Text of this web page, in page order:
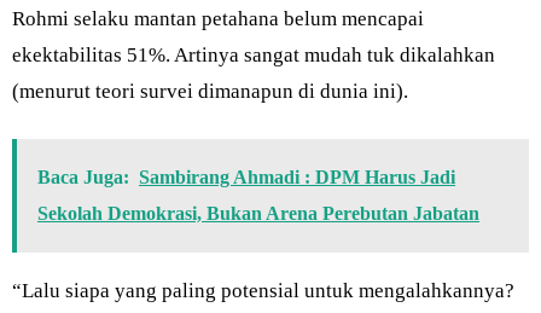
Rohmi selaku mantan petahana belum mencapai
ekektabilitas 51%. Artinya sangat mudah tuk dikalahkan
(menurut teori survei dimanapun di dunia ini).
Baca Juga: Sambirang Ahmadi : DPM Harus Jadi
Sekolah Demokrasi, Bukan Arena Perebutan Jabatan
“Lalu siapa yang paling potensial untuk mengalahkannya?